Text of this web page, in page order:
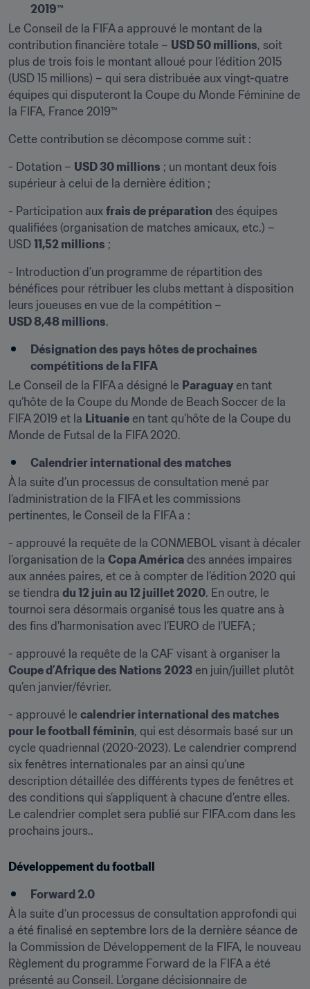
2019™
Le Conseil de la FIFA a approuvé le montant de la
contribution financière totale – USD 50 millions, soit
plus de trois fois le montant alloué pour l’édition 2015
(USD 15 millions) – qui sera distribuée aux vingt-quatre
équipes qui disputeront la Coupe du Monde Féminine de
la FIFA, France 2019™
Cette contribution se décompose comme suit :
- Dotation – USD 30 millions ; un montant deux fois
supérieur à celui de la dernière édition ;
- Participation aux frais de préparation des équipes
qualifiées (organisation de matches amicaux, etc.) –
USD 11,52 millions ;
- Introduction d’un programme de répartition des
bénéfices pour rétribuer les clubs mettant à disposition
USD 8,48 millions.
Désignation des pays hôtes de prochaines
compétitions de la FIFA
Le Conseil de la FIFA a désigné le Paraguay en tant
qu’hôte de la Coupe du Monde de Beach Soccer de la
FIFA 2019 et la Lituanie en tant qu’hôte de la Coupe du
Monde de Futsal de la FIFA 2020.
Calendrier international des matches
À la suite d’un processus de consultation mené par
l’administration de la FIFA et les commissions
pertinentes, le Conseil de la FIFA a :
- approuvé la requête de la CONMEBOL visant à décaler
l’organisation de la Copa América des années impaires
aux années paires, et ce à compter de l’édition 2020 qui
se tiendra du 12 juin au 12 juillet 2020. En outre, le
tournoi sera désormais organisé tous les quatre ans à
des fins d’harmonisation avec l’EURO de l’UEFA ;
Coupe d’Afrique des Nations 2023 en juin/juillet plutôt
qu’en janvier/février.
- approuvé le calendrier international des matches
pour le football féminin, qui est désormais basé sur un
cycle quadriennal (2020-2023). Le calendrier comprend
six fenêtres internationales par an ainsi qu’une
description détaillée des différents types de fenêtres et
des conditions qui s’appliquent à chacune d’entre elles.
Le calendrier complet sera publié sur FIFA.com dans les
prochains jours..
Développement du football
Forward 2.0
À la suite d’un processus de consultation approfondi qui
a été finalisé en septembre lors de la dernière séance de
la Commission de Développement de la FIFA, le nouveau
Règlement du programme Forward de la FIFA a été
présenté au Conseil. L’organe décisionnaire de